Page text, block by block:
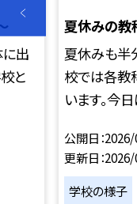
出
と
夏休みの教
夏休みも半
校では各教
います。今
公開日
更新日
学校の様子